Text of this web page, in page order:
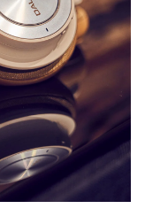
ABY